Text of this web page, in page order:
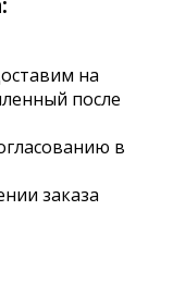
на
после
в
заказа